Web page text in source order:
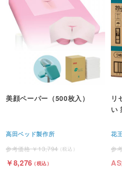
美顔ペーパー（500枚入）
高田ベッド製作所
13,794
8,276
リ
い
花